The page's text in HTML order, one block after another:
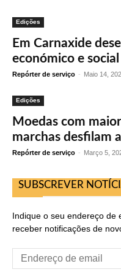
Edições
Em Carnaxide
económico e
Repórter de serviço - Maio 14,
Edições
Moedas com
marchas desfilam
Repórter de serviço - Março 5,
SUBSCREVER
Indique o seu endereço de
receber notificações de
Endereço
de